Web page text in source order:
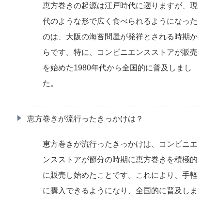
恵方巻きの起源は江戸時代に遡りますが、現
代のような形で広く食べられるようになった
のは、大阪の海苔問屋が発祥とされる時期か
らです。特に、コンビニエンスストアが販売
を始めた1980年代から全国的に普及しまし
た。
恵方巻きが流行ったきっかけは？
恵方巻きが流行ったきっかけは、コンビニエ
ンスストアが節分の時期に恵方巻きを積極的
に販売し始めたことです。これにより、手軽
に購入できるようになり、全国的に普及しま